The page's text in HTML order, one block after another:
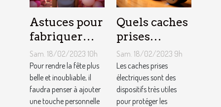
Astuces pour
fabriquer
une arche de
ballons
Sam. 18/02/2023 10h
Pour rendre la fête plus
belle et inoubliable, il
faudra penser à ajouter
une touche personnelle
Quels caches
prises
électriques
choisir ?
Sam. 18/02/2023 9h
Les caches prises
électriques sont des
dispositifs très utiles
pour protéger les